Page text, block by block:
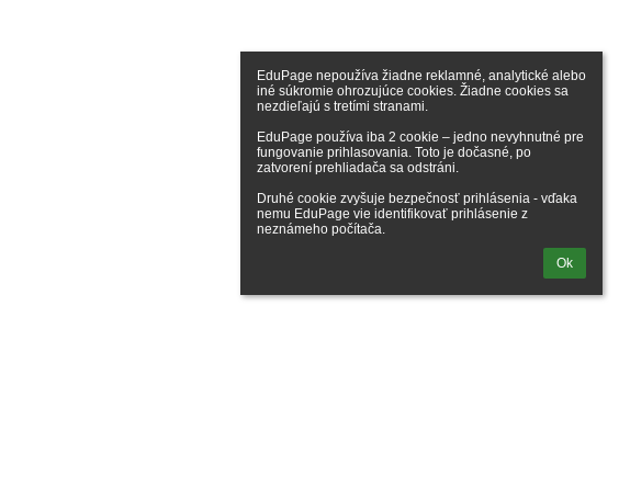
EduPage nepoužíva žiadne reklamné, analytické alebo
iné súkromie ohrozujúce cookies. Žiadne cookies sa
nezdieľajú s tretími stranami.
EduPage používa iba 2 cookie – jedno nevyhnutné pre
fungovanie prihlasovania. Toto je dočasné, po
zatvorení prehliadača sa odstráni.
Druhé cookie zvyšuje bezpečnosť prihlásenia - vďaka
nemu EduPage vie identifikovať prihlásenie z
neznámeho počítača.
Ok